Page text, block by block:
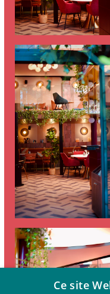
Ce site